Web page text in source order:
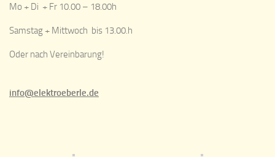
Mo + Di + Fr 10.00 – 18.00h
Samstag + Mittwoch bis 13.00.h
Oder nach Vereinbarung!
info@elektroeberle.de